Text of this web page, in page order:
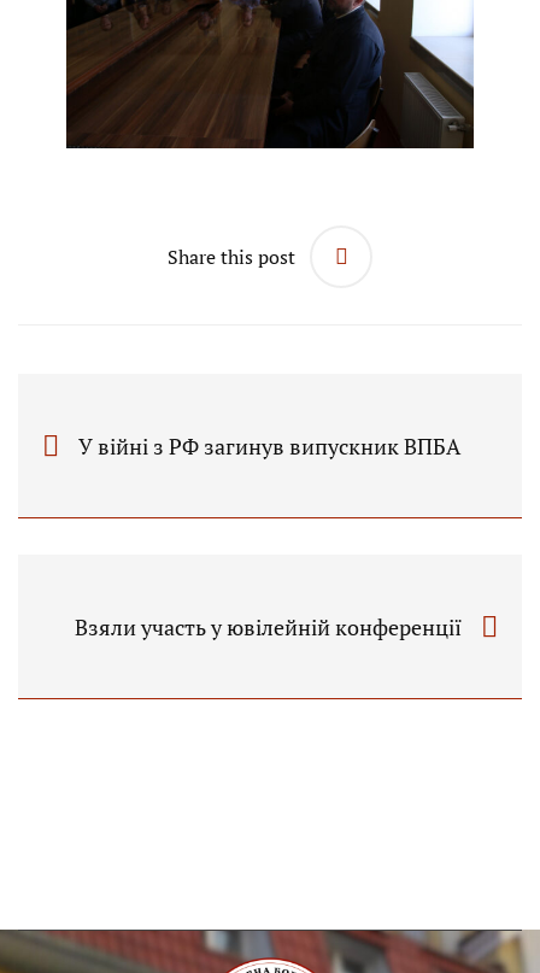
Share this post
У війні з РФ загинув випускник ВПБА
Взяли участь у ювілейній конференції